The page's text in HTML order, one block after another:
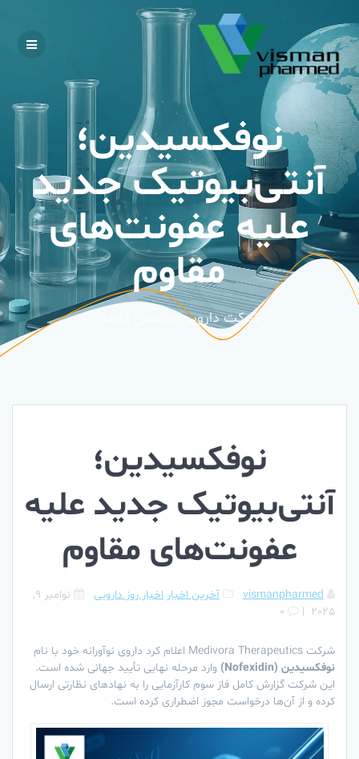
Skip
to
نوفکسیدین؛
آنتی‌بیوتیک جدید
علیه عفونت‌های
مقاوم
شرکت دارویی ویسمن فارمد
نوفکسیدین؛
آنتی‌بیوتیک جدید علیه
عفونت‌های مقاوم
vismanpharmed آخرین اخبار اخبار روز دارویی
نوامبر 9,
2025
|
0
شرکت Medivora Therapeutics اعلام کرد داروی نوآورانه خود با نام
نوفکسیدین (Nofexidin)
وارد مرحله نهایی تأیید جهانی شده است.
این شرکت گزارش کامل فاز سوم کارآزمایی را به نهادهای نظارتی ارسال
کرده و از آن‌ها درخواست مجوز اضطراری کرده است.